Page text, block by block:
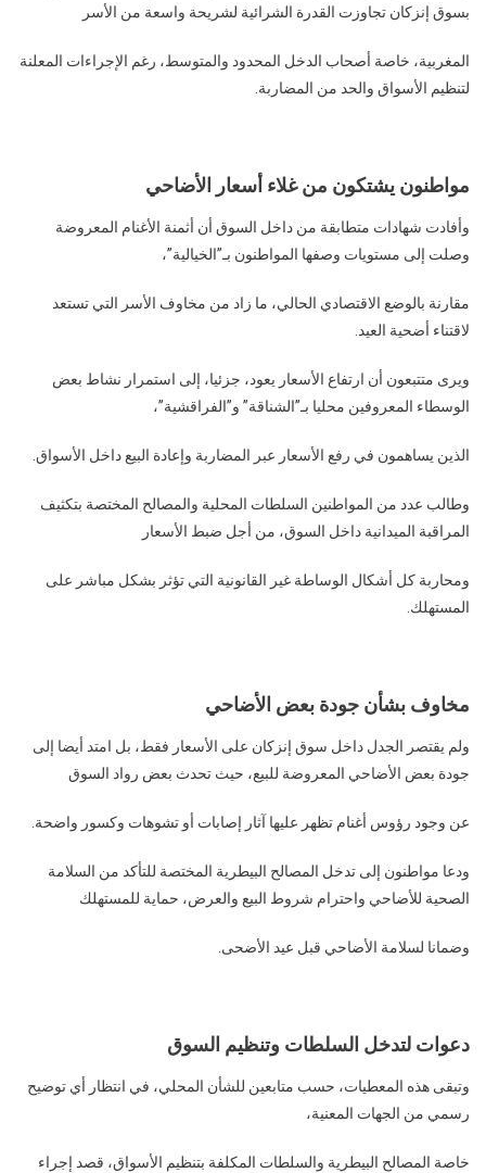
تيقي
بسوق إنزكان تجاوزت القدرة الشرائية لشريحة واسعة من الأسر
المغربية، خاصة أصحاب الدخل المحدود والمتوسط، رغم الإجراءات المعلنة
لتنظيم الأسواق والحد من المضاربة.
مواطنون يشتكون من غلاء أسعار الأضاحي
وأفادت شهادات متطابقة من داخل السوق أن أثمنة الأغنام المعروضة
وصلت إلى مستويات وصفها المواطنون بـ”الخيالية”،
مقارنة بالوضع الاقتصادي الحالي، ما زاد من مخاوف الأسر التي تستعد
لاقتناء أضحية العيد.
ويرى متتبعون أن ارتفاع الأسعار يعود، جزئيا، إلى استمرار نشاط بعض
الوسطاء المعروفين محليا بـ”الشناقة” و”الفراقشية”،
الذين يساهمون في رفع الأسعار عبر المضاربة وإعادة البيع داخل الأسواق.
وطالب عدد من المواطنين السلطات المحلية والمصالح المختصة بتكثيف
المراقبة الميدانية داخل السوق، من أجل ضبط الأسعار
ومحاربة كل أشكال الوساطة غير القانونية التي تؤثر بشكل مباشر على
المستهلك.
مخاوف بشأن جودة بعض الأضاحي
ولم يقتصر الجدل داخل سوق إنزكان على الأسعار فقط، بل امتد أيضا إلى
جودة بعض الأضاحي المعروضة للبيع، حيث تحدث بعض رواد السوق
عن وجود رؤوس أغنام تظهر عليها آثار إصابات أو تشوهات وكسور واضحة.
ودعا مواطنون إلى تدخل المصالح البيطرية المختصة للتأكد من السلامة
الصحية للأضاحي واحترام شروط البيع والعرض، حماية للمستهلك
وضمانا لسلامة الأضاحي قبل عيد الأضحى.
دعوات لتدخل السلطات وتنظيم السوق
وتبقى هذه المعطيات، حسب متابعين للشأن المحلي، في انتظار أي توضيح
رسمي من الجهات المعنية،
خاصة المصالح البيطرية والسلطات المكلفة بتنظيم الأسواق، قصد إجراء